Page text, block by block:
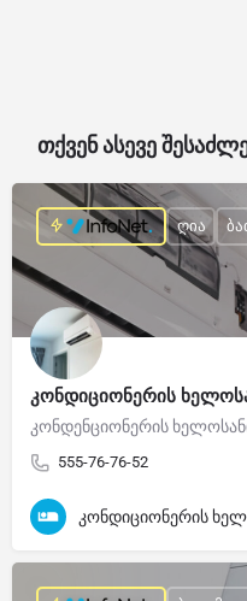
თქვენ ასევე
კონდიციონერის
კონდენციონერის
555-76-76-52
ღია
კონდიციონერის